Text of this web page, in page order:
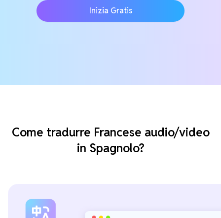
Inizia Gratis
Come tradurre Francese audio/video
in Spagnolo?